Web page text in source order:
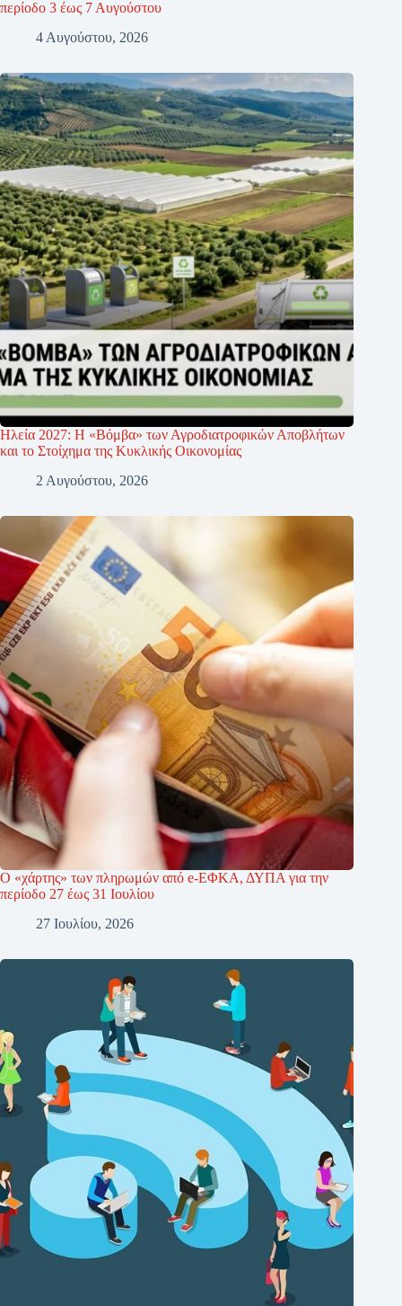
περίοδο 3 έως 7 Αυγούστου
4 Αυγούστου, 2026
Ηλεία 2027: Η «Βόμβα» των Αγροδιατροφικών Αποβλήτων
και το Στοίχημα της Κυκλικής Οικονομίας
2 Αυγούστου, 2026
Ο «χάρτης» των πληρωμών από e-ΕΦΚΑ, ΔΥΠΑ για την
περίοδο 27 έως 31 Ιουλίου
27 Ιουλίου, 2026